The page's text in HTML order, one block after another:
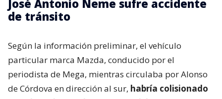
José Antonio Neme sufre accidente
de tránsito
Según la información preliminar, el vehículo
particular marca Mazda, conducido por el
periodista de Mega, mientras circulaba por Alonso
de Córdova en dirección al sur, habría colisionado